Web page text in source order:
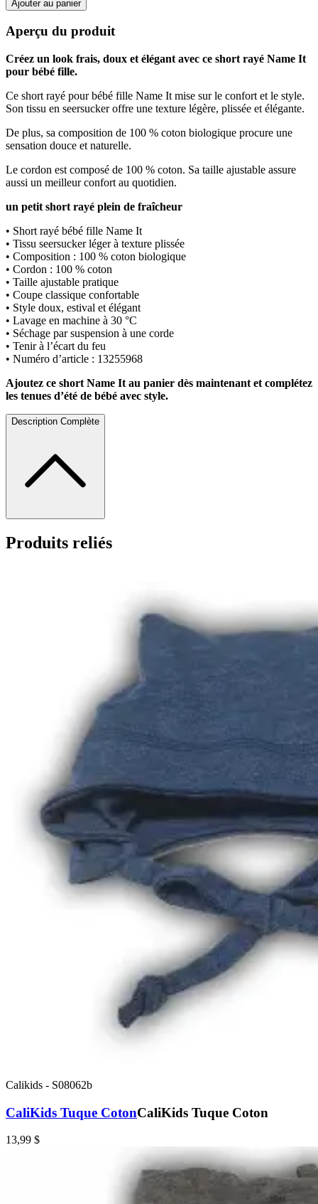
Ajouter au panier
Aperçu du produit
Créez un look frais, doux et élégant avec ce short rayé Name It
pour bébé fille.
Ce short rayé pour bébé fille Name It mise sur le confort et le style.
Son tissu en seersucker offre une texture légère, plissée et élégante.
De plus, sa composition de 100 % coton biologique procure une
sensation douce et naturelle.
Le cordon est composé de 100 % coton. Sa taille ajustable assure
aussi un meilleur confort au quotidien.
un petit short rayé plein de fraîcheur
• Short rayé bébé fille Name It
• Tissu seersucker léger à texture plissée
• Composition : 100 % coton biologique
• Cordon : 100 % coton
• Taille ajustable pratique
• Coupe classique confortable
• Style doux, estival et élégant
• Lavage en machine à 30 °C
• Séchage par suspension à une corde
• Tenir à l’écart du feu
• Numéro d’article : 13255968
Ajoutez ce short Name It au panier dès maintenant et complétez
les tenues d’été de bébé avec style.
Description Complète
Produits reliés
Calikids - S08062b
CaliKids Tuque CotonCaliKids Tuque Coton
13,99 $